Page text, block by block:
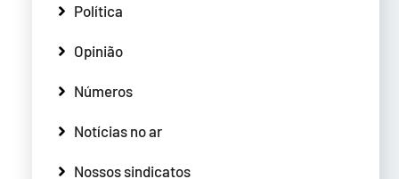
Política
Opinião
Números
Notícias no ar
Nossos sindicatos